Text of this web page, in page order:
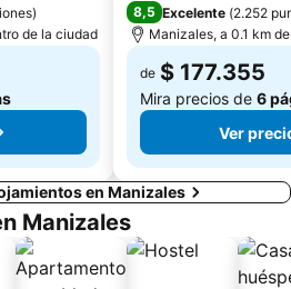
)
de la ciudad
8,5 Excelente (2.252
Manizales, a 0.1 km
de $ 177.355
Mira precios de 6
Ver
en Manizales
Manizales